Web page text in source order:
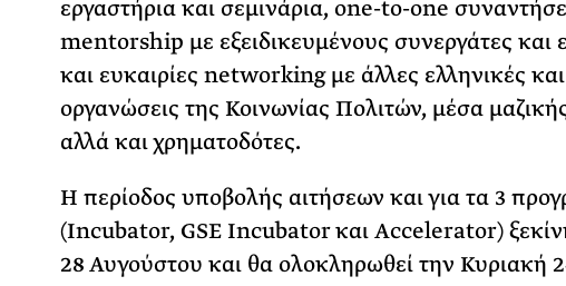
εργαστήρια και σεμινάρια, one-to-one
mentorship με εξειδικευμένους συνεργάτες και
και ευκαιρίες networking με άλλες ελληνικές και
οργανώσεις της Κοινωνίας Πολιτών, μέσα
αλλά και χρηματοδότες.
Η περίοδος υποβολής αιτήσεων και για τα 3
(Incubator, GSE Incubator και Accelerator)
28 Αυγούστου και θα ολοκληρωθεί την Κυριακή